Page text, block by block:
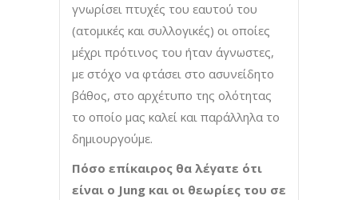
γνωρίσει πτυχές του εαυτού του
(ατομικές και συλλογικές) οι οποίες
μέχρι πρότινος του ήταν άγνωστες,
με στόχο να φτάσει στο ασυνείδητο
βάθος, στο αρχέτυπο της ολότητας
το οποίο μας καλεί και παράλληλα το
δημιουργούμε.
Πόσο επίκαιρος θα λέγατε ότι
είναι ο Jung και οι θεωρίες του σε